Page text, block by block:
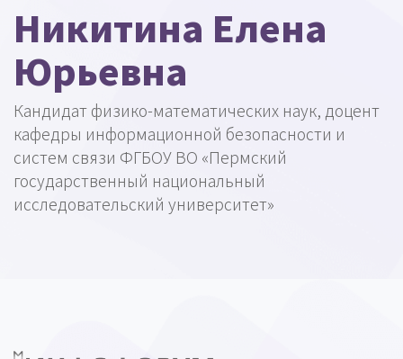
Никитина Елена
Юрьевна
Кандидат физико-математических наук, доцент
кафедры информационной безопасности и
систем связи ФГБОУ ВО «Пермский
государственный национальный
исследовательский университет»